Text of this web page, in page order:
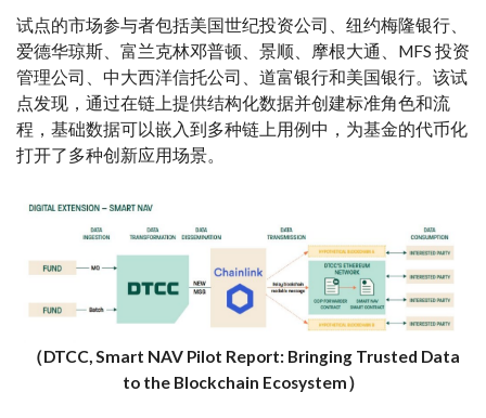
试点的市场参与者包括美国世纪投资公司、纽约梅隆银行、
爱德华琼斯、富兰克林邓普顿、景顺、摩根大通、MFS 投资
管理公司、中大西洋信托公司、道富银行和美国银行。该试
点发现，通过在链上提供结构化数据并创建标准角色和流
程，基础数据可以嵌入到多种链上用例中，为基金的代币化
打开了多种创新应用场景。
（DTCC, Smart NAV Pilot Report: Bringing Trusted Data
to the Blockchain Ecosystem）